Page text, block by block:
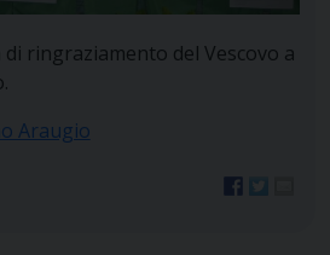
ringraziamento del Vescovo a
Araugio